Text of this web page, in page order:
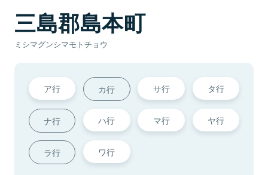
三島郡島本町
ミシマグンシマモトチョウ
ア行 カ行 サ行 タ行
ナ行 ハ行 マ行 ヤ行
ラ行 ワ行